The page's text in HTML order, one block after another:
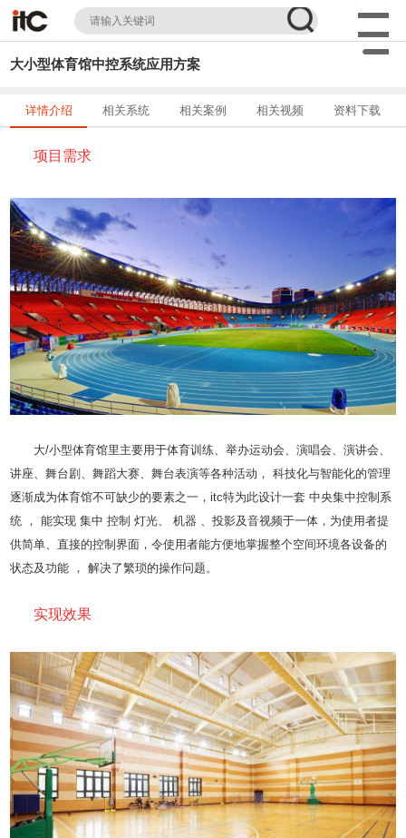
大小型体育馆中控系统应用方案
详情介绍 相关系统 相关案例 相关视频 资料下载
项目需求
大/小型体育馆里主要用于体育训练、举办运动会、演唱会、演讲会、
讲座、舞台剧、舞蹈大赛、舞台表演等各种活动， 科技化与智能化的管理
逐渐成为体育馆不可缺少的要素之一，itc特为此设计一套 中央集中控制系
统 ， 能实现 集中 控制 灯光、 机器 、投影及音视频于一体，为使用者提
供简单、直接的控制界面，令使用者能方便地掌握整个空间环境各设备的
状态及功能 ， 解决了繁琐的操作问题。
实现效果